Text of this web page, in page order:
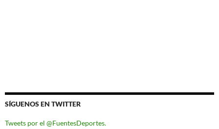
SÍGUENOS EN TWITTER
Tweets por el @FuentesDeportes.